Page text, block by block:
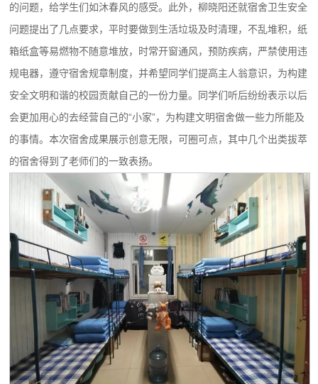
的问题，给学生们如沐春风的感受。此外，柳晓阳还就宿舍卫生安全
问题提出了几点要求，平时要做到生活垃圾及时清理，不乱堆积，纸
箱纸盒等易燃物不随意堆放，时常开窗通风，预防疾病，严禁使用违
规电器，遵守宿舍规章制度，并希望同学们提高主人翁意识，为构建
安全文明和谐的校园贡献自己的一份力量。同学们听后纷纷表示以后
会更加用心的去经营自己的“小家”，为构建文明宿舍做一些力所能及
的事情。本次宿舍成果展示创意无限，可圈可点，其中几个出类拔萃
的宿舍得到了老师们的一致表扬。